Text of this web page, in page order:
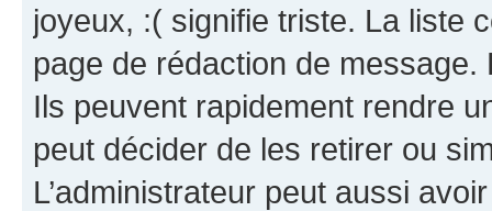
joyeux, :( signifie triste. La liste
page de rédaction de
Ils peuvent rapidement rendre
peut décider de les retirer ou
L’administrateur peut aussi